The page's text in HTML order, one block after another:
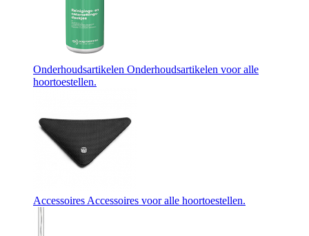
Onderhoudsartikelen Onderhoudsartikelen voor alle
hoortoestellen.
AccessoiresAccessoires voor alle hoortoestellen.